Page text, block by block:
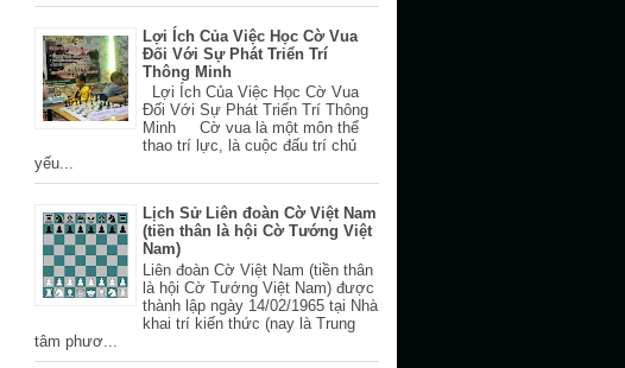
Lợi Ích Của Việc Học Cờ Vua
Đối Với Sự Phát Triển Trí
Thông Minh
Lợi Ích Của Việc Học Cờ Vua
Đối Với Sự Phát Triển Trí Thông
Minh Cờ vua là một môn thể
thao trí lực, là cuộc đấu trí chủ
yếu...
Lịch Sử Liên đoàn Cờ Việt Nam
(tiền thân là hội Cờ Tướng Việt
Nam)
Liên đoàn Cờ Việt Nam (tiền thân
là hội Cờ Tướng Việt Nam) được
thành lập ngày 14/02/1965 tại Nhà
khai trí kiến thức (nay là Trung
tâm phươ...